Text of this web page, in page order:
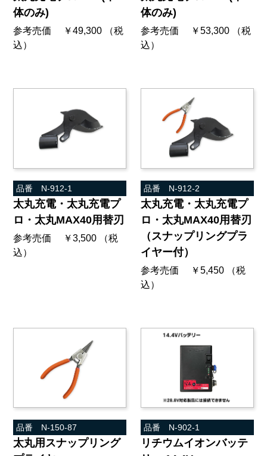
体のみ)
参考売価 ￥49,300 （税
込）
体のみ)
参考売価 ￥53,300 （税
込）
品番 N-912-1
太丸充電・太丸充電プ
ロ・太丸MAX40用替刃
参考売価 ￥3,500 （税
込）
品番 N-912-2
太丸充電・太丸充電プ
ロ・太丸MAX40用替刃
（スナップリングプラ
イヤー付）
参考売価 ￥5,450 （税
込）
品番 N-150-87
太丸用スナップリング
品番 N-902-1
リチウムイオンバッテ